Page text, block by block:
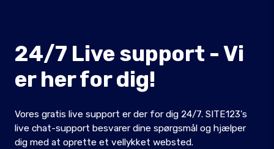
24/7 Live support - Vi
er her for dig!
Vores gratis live support er der for dig 24/7. SITE123's
live chat-support besvarer dine spørgsmål og hjælper
dig med at oprette et vellykket websted.